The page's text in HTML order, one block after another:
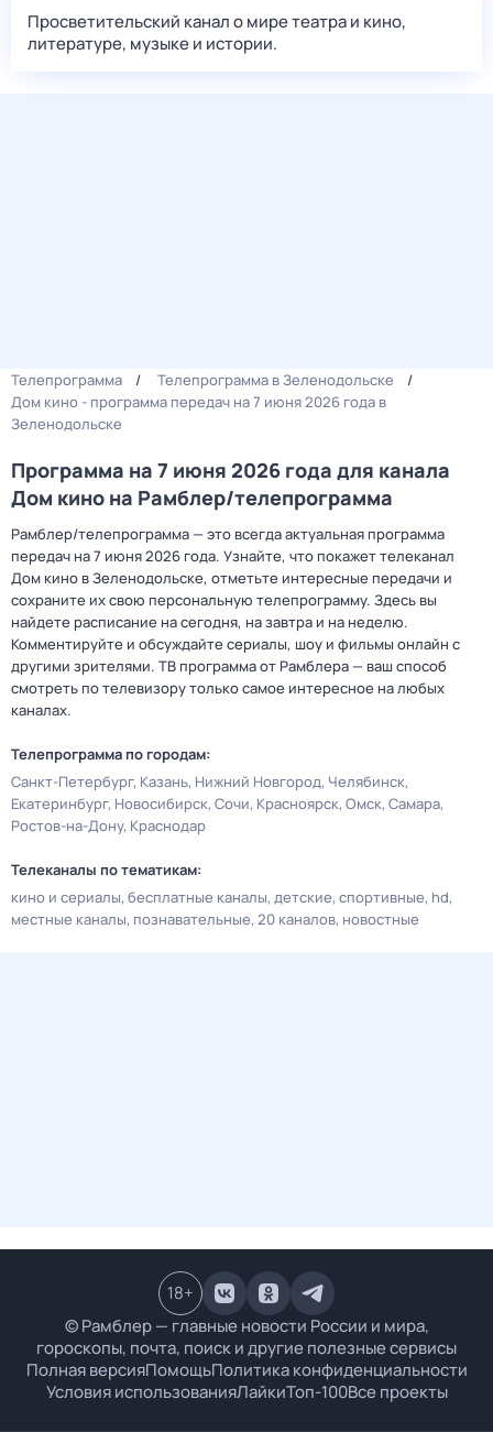
Просветительский канал о мире театра и кино,
литературе, музыке и истории.
Телепрограмма
Телепрограмма в Зеленодольске
Дом кино - программа передач на 7 июня 2026 года в
Зеленодольске
Программа на 7 июня 2026 года для канала
Дом кино на Рамблер/телепрограмма
Рамблер/телепрограмма — это всегда актуальная программа
передач на 7 июня 2026 года. Узнайте, что покажет телеканал
Дом кино в Зеленодольске, отметьте интересные передачи и
сохраните их свою персональную телепрограмму. Здесь вы
найдете расписание на сегодня, на завтра и на неделю.
Комментируйте и обсуждайте сериалы, шоу и фильмы онлайн с
другими зрителями. ТВ программа от Рамблера — ваш способ
смотреть по телевизору только самое интересное на любых
каналах.
Телепрограмма по городам:
Санкт-Петербург Казань Нижний Новгород Челябинск
Екатеринбург Новосибирск Сочи Красноярск Омск Самара
Ростов-на-Дону Краснодар
Телеканалы по тематикам:
кино и сериалы бесплатные каналы детские спортивные hd
местные каналы познавательные 20 каналов новостные
© Рамблер — главные новости России и мира,
гороскопы, почта, поиск и другие полезные сервисы
Полная версияПомощьПолитика конфиденциальности
Условия использованияЛайкиТоп-100Все проекты
18+